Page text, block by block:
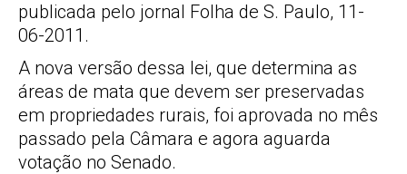
publicada pelo jornal Folha de S. Paulo, 11-
06-2011.
A nova versão dessa lei, que determina as
áreas de mata que devem ser preservadas
em propriedades rurais, foi aprovada no mês
passado pela Câmara e agora aguarda
votação no Senado.